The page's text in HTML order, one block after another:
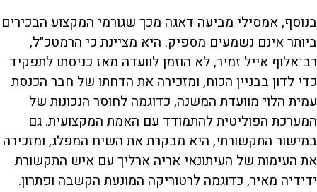
בנוסף, אמסילי מביעה דאגה מכך שגורמי המקצוע הבכירים
ביותר אינם נשמעים מספיק. היא מציינת כי הרמטכ"ל,
רב־אלוף אייל זמיר, לא הוזמן לוועדה מאז כניסתו לתפקיד
כדי לדון בבניין הכוח, ומזכירה את הדחתו של חבר הכנסת
עמית הלוי מוועדת המשנה, כדוגמה לחוסר הנכונות של
המערכת הפוליטית להתמודד עם האמת המקצועית. גם
במישור התקשורתי, היא מבקרת את השיח המפלג, ומזכירה
את העימות של העיתונאי אריה ארליך עם איש התקשורת
ידידיה מאיר, כדוגמה לרטוריקה המונעת הקשבה ופתרון.